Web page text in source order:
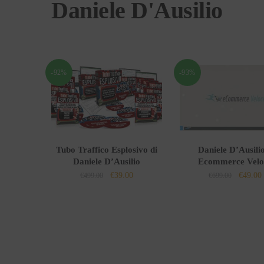
Daniele D'Ausilio
-92%
Tubo Traffico Esplosivo di
Daniele D’Ausilio
Il
€39.00Il
-93%
Daniele
Ecommerce
Il
€49.00Il